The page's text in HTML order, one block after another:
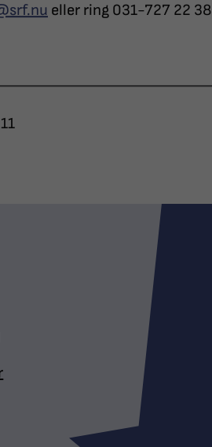
eller ring 031-727 22 38